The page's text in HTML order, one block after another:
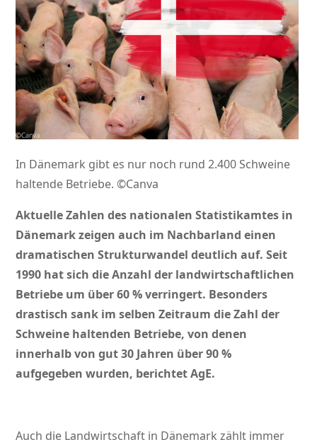
In Dänemark gibt es nur noch rund 2.400 Schweine
haltende Betriebe. ©Canva
Aktuelle Zahlen des nationalen Statistikamtes in
Dänemark zeigen auch im Nachbarland einen
dramatischen Strukturwandel deutlich auf. Seit
1990 hat sich die Anzahl der landwirtschaftlichen
Betriebe um über 60 % verringert. Besonders
drastisch sank im selben Zeitraum die Zahl der
Schweine haltenden Betriebe, von denen
innerhalb von gut 30 Jahren über 90 %
aufgegeben wurden, berichtet AgE.
Auch die Landwirtschaft in Dänemark zählt immer